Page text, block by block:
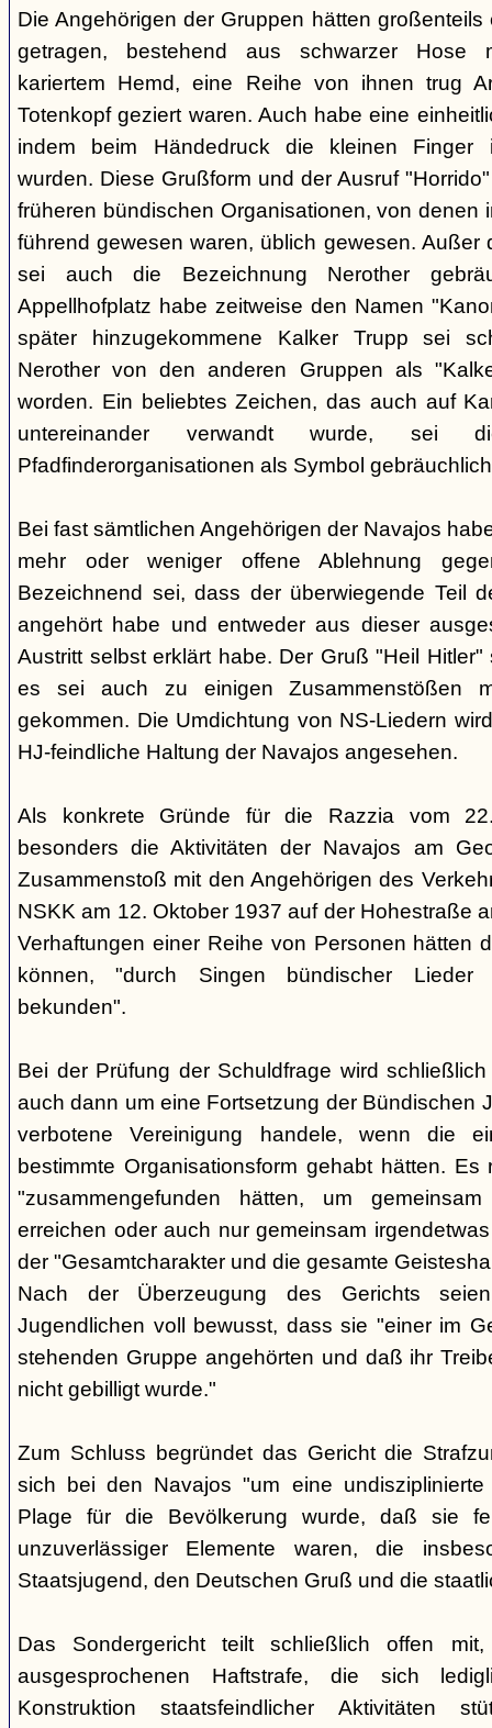
Die Angehörigen der Gruppen hätten
getragen, bestehend aus schwarzer Hose
kariertem Hemd, eine Reihe von ihnen trug
Totenkopf geziert waren. Auch habe eine
indem beim Händedruck die kleinen Finger
wurden. Diese Grußform und der Ausruf
früheren bündischen Organisationen, von denen
führend gewesen waren, üblich gewesen. Außer
sei auch die Bezeichnung Nerother
Appellhofplatz habe zeitweise den Namen
später hinzugekommene Kalker Trupp sei
Nerother von den anderen Gruppen als
worden. Ein beliebtes Zeichen, das auch auf
untereinander verwandt wurde,
Pfadfinderorganisationen als Symbol
Bei fast sämtlichen Angehörigen der Navajos
mehr oder weniger offene Ablehnung
Bezeichnend sei, dass der überwiegende Teil
angehört habe und entweder aus dieser
Austritt selbst erklärt habe. Der Gruß "Heil
es sei auch zu einigen Zusammenstößen
gekommen. Die Umdichtung von NS-Liedern
HJ-feindliche Haltung der Navajos angesehen.
Als konkrete Gründe für die Razzia vom
besonders die Aktivitäten der Navajos am
Zusammenstoß mit den Angehörigen des
NSKK am 12. Oktober 1937 auf der Hohestraße
Verhaftungen einer Reihe von Personen hätten
können, "durch Singen bündischer Lieder
bekunden".
Bei der Prüfung der Schuldfrage wird
auch dann um eine Fortsetzung der Bündischen
verbotene Vereinigung handele, wenn die
bestimmte Organisationsform gehabt hätten.
"zusammengefunden hätten, um
erreichen oder auch nur gemeinsam
der "Gesamtcharakter und die gesamte
Nach der Überzeugung des Gerichts
Jugendlichen voll bewusst, dass sie "einer im
stehenden Gruppe angehörten und daß ihr
nicht gebilligt wurde."
Zum Schluss begründet das Gericht die
sich bei den Navajos "um eine
Plage für die Bevölkerung wurde, daß sie
unzuverlässiger Elemente waren, die
Staatsjugend, den Deutschen Gruß und die
Das Sondergericht teilt schließlich offen
ausgesprochenen Haftstrafe, die sich
Konstruktion staatsfeindlicher Aktivitäten